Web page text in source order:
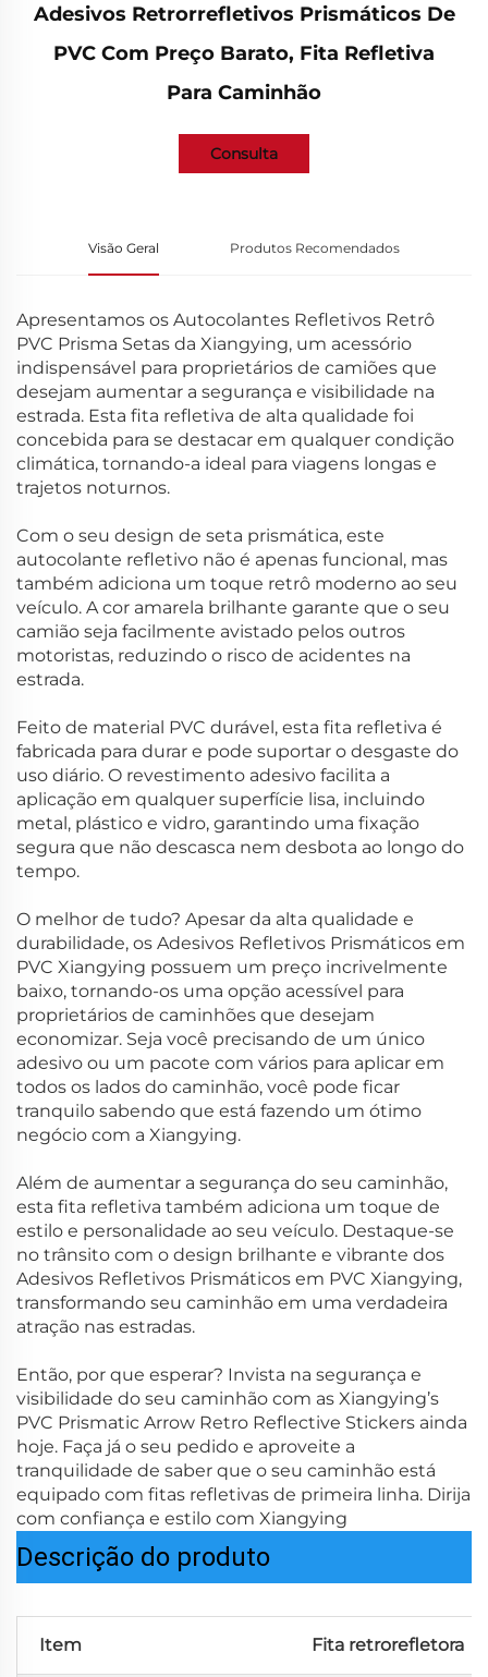
Adesivos Retrorrefletivos Prismáticos De
PVC Com Preço Barato, Fita Refletiva
Para Caminhão
Consulta
Visão Geral Produtos Recomendados
Apresentamos os Autocolantes Refletivos Retrô
PVC Prisma Setas da Xiangying, um acessório
indispensável para proprietários de camiões que
desejam aumentar a segurança e visibilidade na
estrada. Esta fita refletiva de alta qualidade foi
concebida para se destacar em qualquer condição
climática, tornando-a ideal para viagens longas e
trajetos noturnos.
Com o seu design de seta prismática, este
autocolante refletivo não é apenas funcional, mas
também adiciona um toque retrô moderno ao seu
veículo. A cor amarela brilhante garante que o seu
camião seja facilmente avistado pelos outros
motoristas, reduzindo o risco de acidentes na
estrada.
Feito de material PVC durável, esta fita refletiva é
fabricada para durar e pode suportar o desgaste do
uso diário. O revestimento adesivo facilita a
aplicação em qualquer superfície lisa, incluindo
metal, plástico e vidro, garantindo uma fixação
segura que não descasca nem desbota ao longo do
tempo.
O melhor de tudo? Apesar da alta qualidade e
durabilidade, os Adesivos Refletivos Prismáticos em
PVC Xiangying possuem um preço incrivelmente
baixo, tornando-os uma opção acessível para
proprietários de caminhões que desejam
economizar. Seja você precisando de um único
adesivo ou um pacote com vários para aplicar em
todos os lados do caminhão, você pode ficar
tranquilo sabendo que está fazendo um ótimo
negócio com a Xiangying.
Além de aumentar a segurança do seu caminhão,
esta fita refletiva também adiciona um toque de
estilo e personalidade ao seu veículo. Destaque-se
no trânsito com o design brilhante e vibrante dos
Adesivos Refletivos Prismáticos em PVC Xiangying,
transformando seu caminhão em uma verdadeira
atração nas estradas.
Então, por que esperar? Invista na segurança e
visibilidade do seu caminhão com as Xiangying’s
PVC Prismatic Arrow Retro Reflective Stickers ainda
hoje. Faça já o seu pedido e aproveite a
tranquilidade de saber que o seu caminhão está
equipado com fitas refletivas de primeira linha. Dirija
com confiança e estilo com Xiangying
Descrição do produto
Item Fita retrorefletora